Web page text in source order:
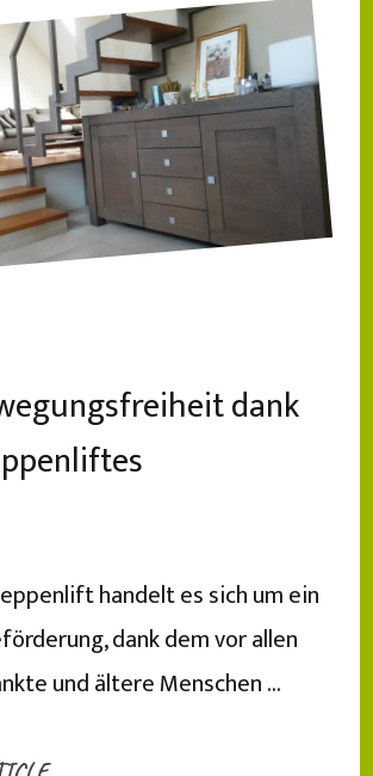
dank
handelt es sich um ein
dank dem vor allen
und ältere Menschen …